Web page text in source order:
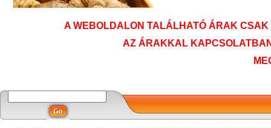
A WEBOLDALON TALÁLHATÓ ÁRAK
AZ ÁRAKKAL